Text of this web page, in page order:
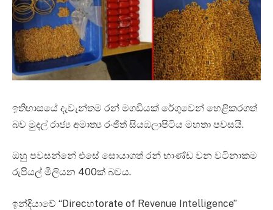
ඉතිහාසයේ දැවැන්තම රන් මගඩියක් රේගුවෙන් හෙළිකරගත්
බව මුදල් රාජ්‍ය අමාත්‍ය රංජිත් සියඹලාපිටිය මහතා පවසයි.
ඔහු පවසන්නේ එසේ සොයාගත් රන් භාණ්ඩ වන වටිනාකම
රුපියල් මිලියන 400ක් බවය.
ඉන්දියාවේ “Direcහtorate of Revenue Intelligence”